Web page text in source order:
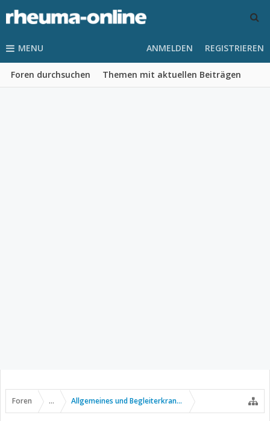
MENU
Foren durchsuchen Themen mit aktuellen Beiträgen
ANMELDEN REGISTRIEREN
Foren ... Allgemeines und Begleiterkrankungen